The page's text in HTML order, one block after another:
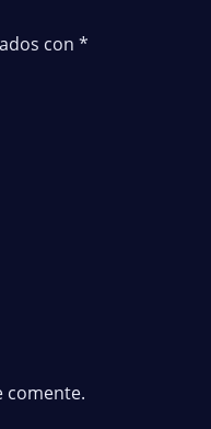
con *
comente.